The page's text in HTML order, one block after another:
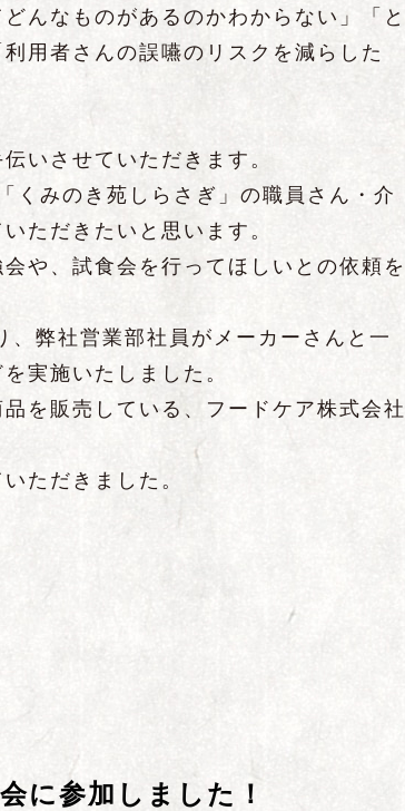
んなものがあるのかわからない」「と
用者さんの誤嚥のリスクを減らした
いさせていただきます。
みのき苑しらさぎ」の職員さん・介
ただきたいと思います。
や、試食会を行ってほしいとの依頼を
弊社営業部社員がメーカーさんと一
実施いたしました。
を販売している、フードケア株式会社
ただきました。
に参加しました！